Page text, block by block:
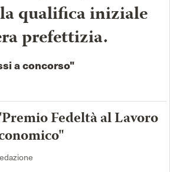
qualifica iniziale
prefettizia.
a concorso"
Fedeltà al Lavoro